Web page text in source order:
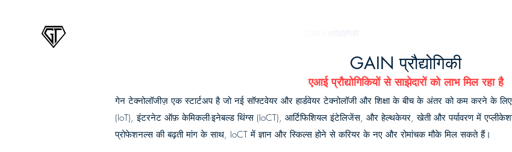
GAIN प्रौद्योगिकी
एआई प्रौद्योगिकियों से साझेदारों को लाभ मिल रहा है
गेन टेक्नोलॉजीज़ एक स्टार्टअप है जो नई सॉफ्टवेयर और हार्डवेयर टेक्नोलॉजी और शिक्षा के बीच के अंतर को कम करने के
(IoT), इंटरनेट ऑफ़ केमिकली-इनेबल्ड थिंग्स (IoCT), आर्टिफिशियल इंटेलिजेंस, और हेल्थकेयर, खेती और पर्यावरण में
प्रोफेशनल्स की बढ़ती मांग के साथ, IoCT में ज्ञान और स्किल्स होने से करियर के नए और रोमांचक मौके मिल सकते हैं।